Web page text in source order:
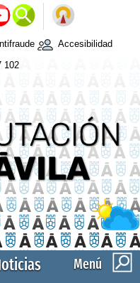
Accesibilidad
102
Menú